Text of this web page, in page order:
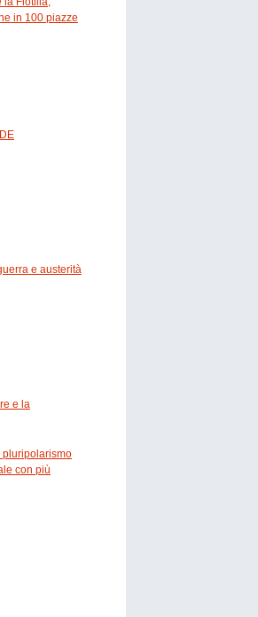
in 100 piazze
e austerità
e la
pluripolarismo
con più